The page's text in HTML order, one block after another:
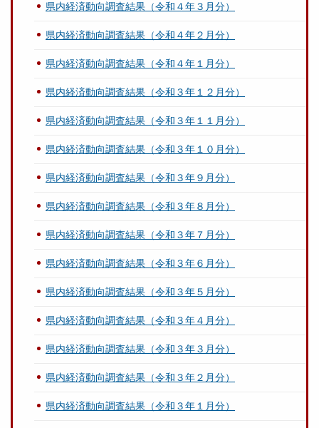
県内経済動向調査結果（令和４年３月分）
県内経済動向調査結果（令和４年２月分）
県内経済動向調査結果（令和４年１月分）
県内経済動向調査結果（令和３年１２月分）
県内経済動向調査結果（令和３年１１月分）
県内経済動向調査結果（令和３年１０月分）
県内経済動向調査結果（令和３年９月分）
県内経済動向調査結果（令和３年８月分）
県内経済動向調査結果（令和３年７月分）
県内経済動向調査結果（令和３年６月分）
県内経済動向調査結果（令和３年５月分）
県内経済動向調査結果（令和３年４月分）
県内経済動向調査結果（令和３年３月分）
県内経済動向調査結果（令和３年２月分）
県内経済動向調査結果（令和３年１月分）